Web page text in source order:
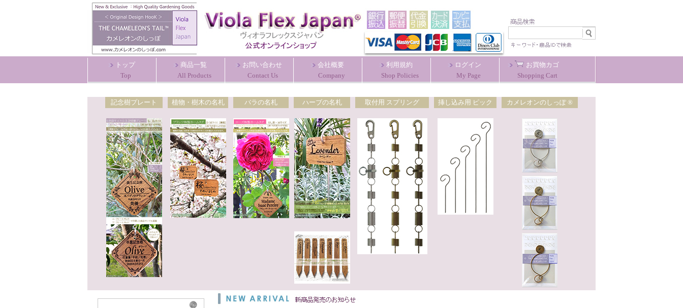
トップ
Top
商品一覧
All Products
お問い合わせ
Contact Us
会社概要
Company
利用規約
Shop Policies
ログイン
My Page
お買物カゴ
Shopping Cart
記念樹プレート 植物・樹木の名札 バラの名札 ハーブの名札 取付用 スプリング 挿し込み用 ピック カメレオンのしっぽ ®